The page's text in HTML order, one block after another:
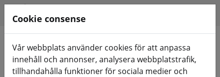
Sök produkter
Cookie consense
Vår webbplats använder cookies för att anpassa
innehåll och annonser, analysera webbplatstrafik,
tillhandahålla funktioner för sociala medier och